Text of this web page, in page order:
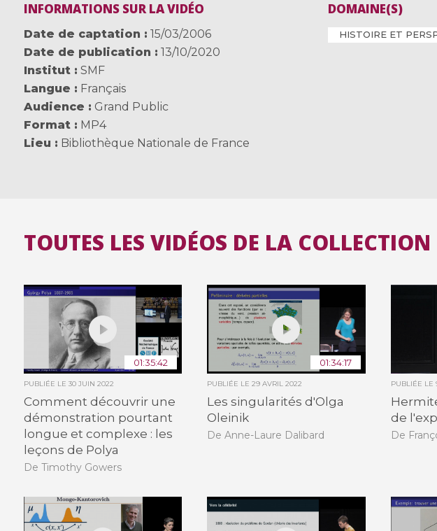
INFORMATIONS SUR LA VIDÉO
Date de captation
15/03/2006
Date de publication
13/10/2020
Institut
SMF
Langue
Français
Audience
Grand Public
Format
MP4
Lieu
Bibliothèque Nationale de France
DOMAINE(S)
HISTOIRE ET
TOUTES LES VIDÉOS DE LA COLLECTION
01:35:42
PUBLIÉE LE 30 JUIN 2022
Comment découvrir une
démonstration pourtant
longue et complexe : les
leçons de Polya
De Timothy Gowers
01:34:17
PUBLIÉE LE29 AVRIL 2022
Les singularités d'Olga
Oleinik
De Anne-Laure Dalibard
PUBLIÉE LE
de
De